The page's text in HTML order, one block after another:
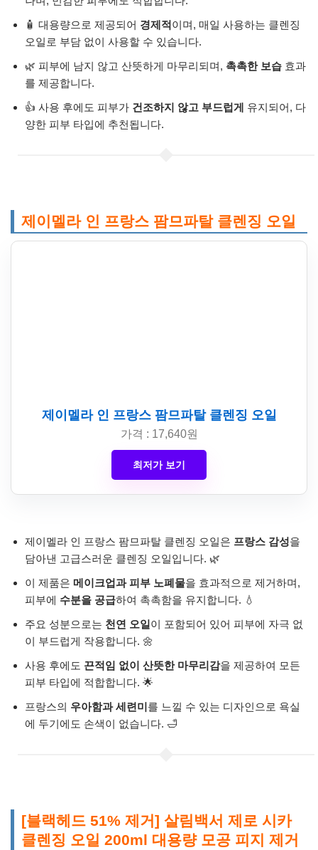
🧴 대용량으로 제공되어 경제적이며, 매일 사용하는 클렌징
오일로 부담 없이 사용할 수 있습니다.
🌿 피부에 남지 않고 산뜻하게 마무리되며, 촉촉한 보습 효과
를 제공합니다.
👍 사용 후에도 피부가 건조하지 않고 부드럽게 유지되어, 다
양한 피부 타입에 추천됩니다.
제이멜라 인 프랑스 팜므파탈 클렌징 오일
제이멜라 인 프랑스 팜므파탈 클렌징 오일
가격 : 17,640원
최저가 보기
제이멜라 인 프랑스 팜므파탈 클렌징 오일은 프랑스 감성을
담아낸 고급스러운 클렌징 오일입니다. 🌿
이 제품은 메이크업과 피부 노폐물을 효과적으로 제거하며,
피부에 수분을 공급하여 촉촉함을 유지합니다. 💧
주요 성분으로는 천연 오일이 포함되어 있어 피부에 자극 없
이 부드럽게 작용합니다. 🌼
사용 후에도 끈적임 없이 산뜻한 마무리감을 제공하여 모든
피부 타입에 적합합니다. 🌟
프랑스의 우아함과 세련미를 느낄 수 있는 디자인으로 욕실
에 두기에도 손색이 없습니다. 🛁
[블랙헤드 51% 제거] 살림백서 제로 시카
클렌징 오일 200ml 대용량 모공 피지 제거